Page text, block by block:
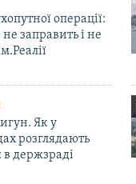
операції:
заправить і не
Як у
розглядають
держзраді